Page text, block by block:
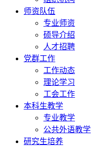
师资队伍
专业师资
硕导介绍
人才招聘
党群工作
工作动态
理论学习
工会工作
本科生教学
专业教学
公共外语教学
研究生培养